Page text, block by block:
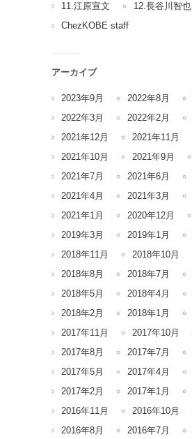
11.江原宣文
12.長谷川智也
ChezKOBE staff
アーカイブ
2023年9月 2022年8月
2022年3月
2022年2月
2021年12月
2021年11月
2021年10月
2021年9月
2021年7月
2021年6月
2021年4月
2021年3月
2021年1月
2020年12月
2019年3月
2019年1月
2018年11月
2018年10月
2018年8月
2018年7月
2018年5月
2018年4月
2018年2月
2018年1月
2017年11月
2017年10月
2017年8月
2017年7月
2017年5月
2017年4月
2017年2月
2017年1月
2016年11月
2016年10月
2016年8月
2016年7月